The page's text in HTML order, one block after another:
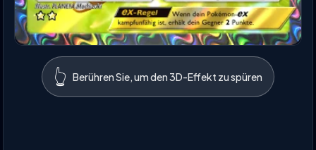
👆 Berühren Sie, um den 3D-Effekt zu spüren